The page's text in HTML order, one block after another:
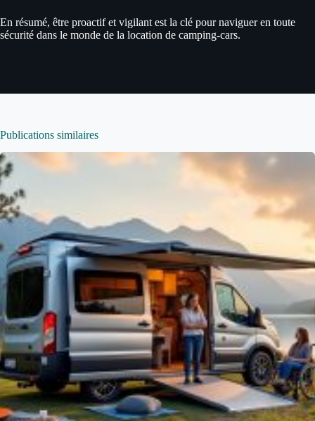
En résumé, être proactif et vigilant est la clé pour naviguer en toute
sécurité dans le monde de la location de camping-cars.
Publications similaires